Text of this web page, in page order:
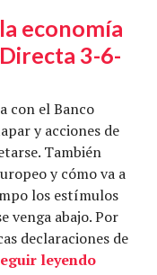
economía
3-6-
con el Banco
y acciones de
También
y cómo va a
los estímulos
venga abajo. Por
declaraciones de
leyendo¿Cómo